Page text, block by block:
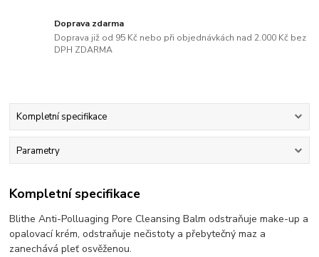
Doprava zdarma
Doprava již od 95 Kč nebo při objednávkách nad 2.000 Kč bez
DPH ZDARMA
Kompletní specifikace
Parametry
Kompletní specifikace
Blithe Anti-Polluaging Pore Cleansing Balm odstraňuje make-up a
opalovací krém, odstraňuje nečistoty a přebytečný maz a
zanechává pleť osvěženou.